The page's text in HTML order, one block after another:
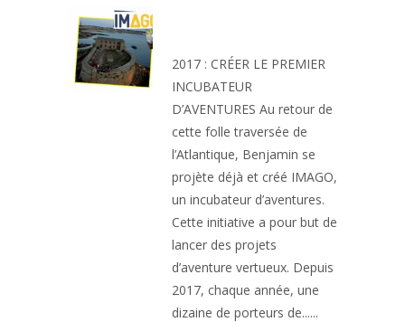
2017 : CRÉER LE PREMIER
INCUBATEUR
D’AVENTURES Au retour de
cette folle traversée de
l’Atlantique, Benjamin se
projète déjà et créé IMAGO,
un incubateur d’aventures.
Cette initiative a pour but de
lancer des projets
d’aventure vertueux. Depuis
2017, chaque année, une
dizaine de porteurs de......